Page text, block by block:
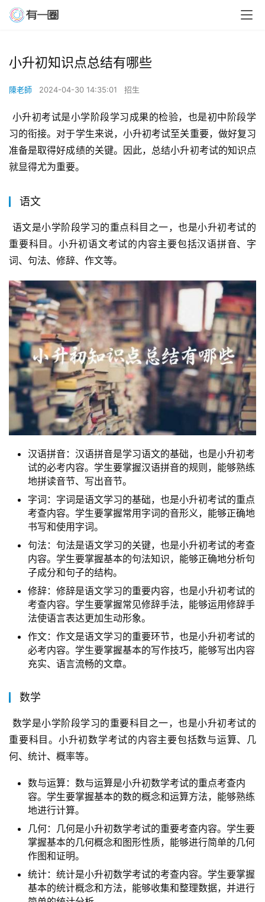
小升初知识点总结有哪些
陳老師 2024-04-30 14:35:01 招生
习的衔接。对于学生来说，小升初考试至关重要，做好复习
准备是取得好成绩的关键。因此，总结小升初考试的知识点
就显得尤为重要。
语文
重要科目。小升初语文考试的内容主要包括汉语拼音、字
词、句法、修辞、作文等。
汉语拼音：汉语拼音是学习语文的基础，也是小升初考
试的必考内容。学生要掌握汉语拼音的规则，能够熟练
地拼读音节、写出音节。
字词：字词是语文学习的基础，也是小升初考试的重点
考查内容。学生要掌握常用字词的音形义，能够正确地
书写和使用字词。
句法：句法是语文学习的关键，也是小升初考试的考查
内容。学生要掌握基本的句法知识，能够正确地分析句
子成分和句子的结构。
修辞：修辞是语文学习的重要内容，也是小升初考试的
考查内容。学生要掌握常见修辞手法，能够运用修辞手
法使语言表达更加生动形象。
作文：作文是语文学习的重要环节，也是小升初考试的
必考内容。学生要掌握基本的写作技巧，能够写出内容
充实、语言流畅的文章。
数学
重要科目。小升初数学考试的内容主要包括数与运算、几
何、统计、概率等。
数与运算：数与运算是小升初数学考试的重点考查内
容。学生要掌握基本的数的概念和运算方法，能够熟练
地进行计算。
几何：几何是小升初数学考试的重要考查内容。学生要
掌握基本的几何概念和图形性质，能够进行简单的几何
作图和证明。
统计：统计是小升初数学考试的考查内容。学生要掌握
基本的统计概念和方法，能够收集和整理数据，并进行